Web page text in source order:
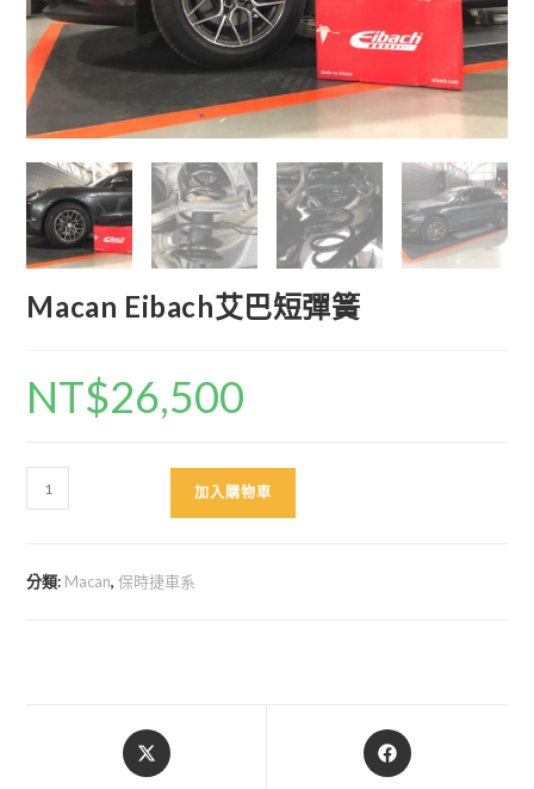
Macan Eibach艾巴短彈簧
NT$26,500
Macan
Eibach
巴
加入購物車
分類: Macan,保時捷車系
Opens
in
Opens
in